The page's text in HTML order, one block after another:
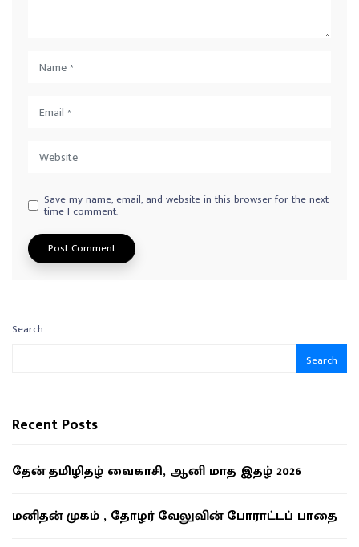
Save my name, email, and website in this browser for the next
time I comment.
Search
Search
Recent Posts
தேன் தமிழிதழ் வைகாசி, ஆனி மாத இதழ் 2026
மனிதன் முகம் , தோழர் வேலுவின் போராட்டப் பாதை